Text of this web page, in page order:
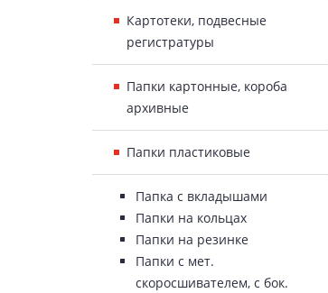
Картотеки, подвесные
регистратуры
Папки картонные, короба
архивные
Папки пластиковые
Папка с вкладышами
Папки на кольцах
Папки на резинке
Папки с мет.
скоросшивателем, с бок.